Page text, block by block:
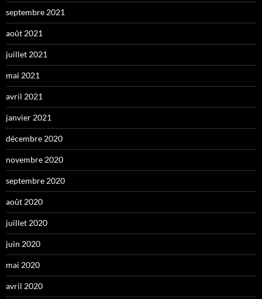
septembre 2021
août 2021
juillet 2021
mai 2021
avril 2021
janvier 2021
décembre 2020
novembre 2020
septembre 2020
août 2020
juillet 2020
juin 2020
mai 2020
avril 2020